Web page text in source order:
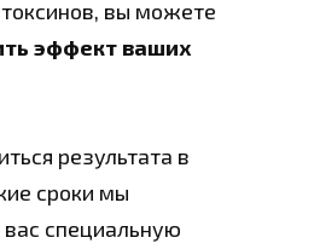
вы можете
эффект ваших
результата в
сроки мы
специальную